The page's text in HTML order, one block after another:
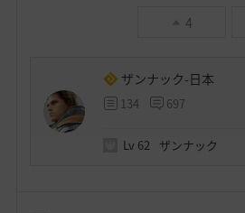
4
ザンナック-日本
134 697
Lv 62 ザンナック